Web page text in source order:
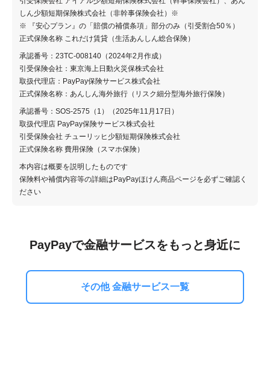
しん少額短期保険株式会社（非幹事保険会社）※
※ 『安心プラン』の「賠償の補償条項」部分のみ（引受割合50％）
正式保険名称 これだけ賃貸（生活あんしん総合保険）
承認番号：23TC-008140（2024年2月作成）
引受保険会社：東京海上日動火災保株式会社
取扱代理店：PayPay保険サービス株式会社
正式保険名称：あんしん海外旅行（リスク細分型海外旅行保険）
承認番号：SOS-2575（1）（2025年11月17日）
取扱代理店 PayPay保険サービス株式会社
引受保険会社 チューリッヒ少額短期保険株式会社
正式保険名称 費用保険（スマホ保険）
本内容は概要を説明したものです
保険料や補償内容等の詳細はPayPayほけん商品ページを必ずご確認く
ださい
PayPayで金融サービスをもっと身近に
その他 金融サービス一覧